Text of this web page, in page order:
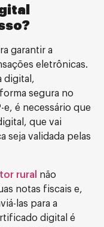
garantir a
eletrônicas.
digital,
segura no
e, é necessário que
que vai
seja validada pelas
rural
não
notas fiscais e,
las para a
digital é